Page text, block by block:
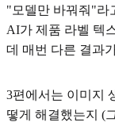
"모델만 바꿔줘"라
AI가 제품 라벨 텍
데 매번 다른 결과
3편에서는 이미지
떻게 해결했는지 (